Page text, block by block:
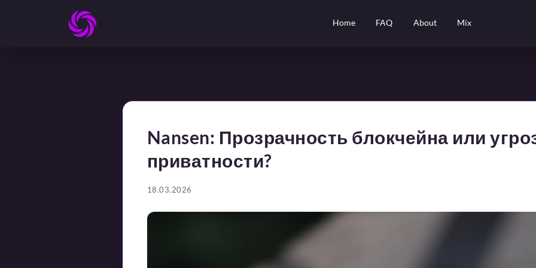
Home FAQ About Mix
Nansen: Прозрачность блокчейна или
приватности?
18.03.2026